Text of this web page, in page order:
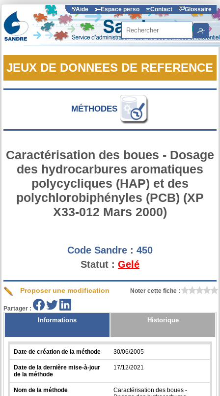
Aide Espace perso Contact Glossaire
Rechercher
JEUX DE DONNEES DE REFERENCE
MÉTHODES
Caractérisation des boues - Dosage
des hydrocarbures aromatiques
polycycliques (HAP) et des
polychlorobiphényles (PCB) (XP
X33-012 Mars 2000)
Code Sandre : 450
Statut : Gelé
Proposer une modification Noter cette fiche :
Partager :
Informations Historique
Date de création de la méthode 30/06/2005
Date de la dernière mise-à-jour
de la méthode
17/12/2021
Nom de la méthode
Caractérisation des boues -